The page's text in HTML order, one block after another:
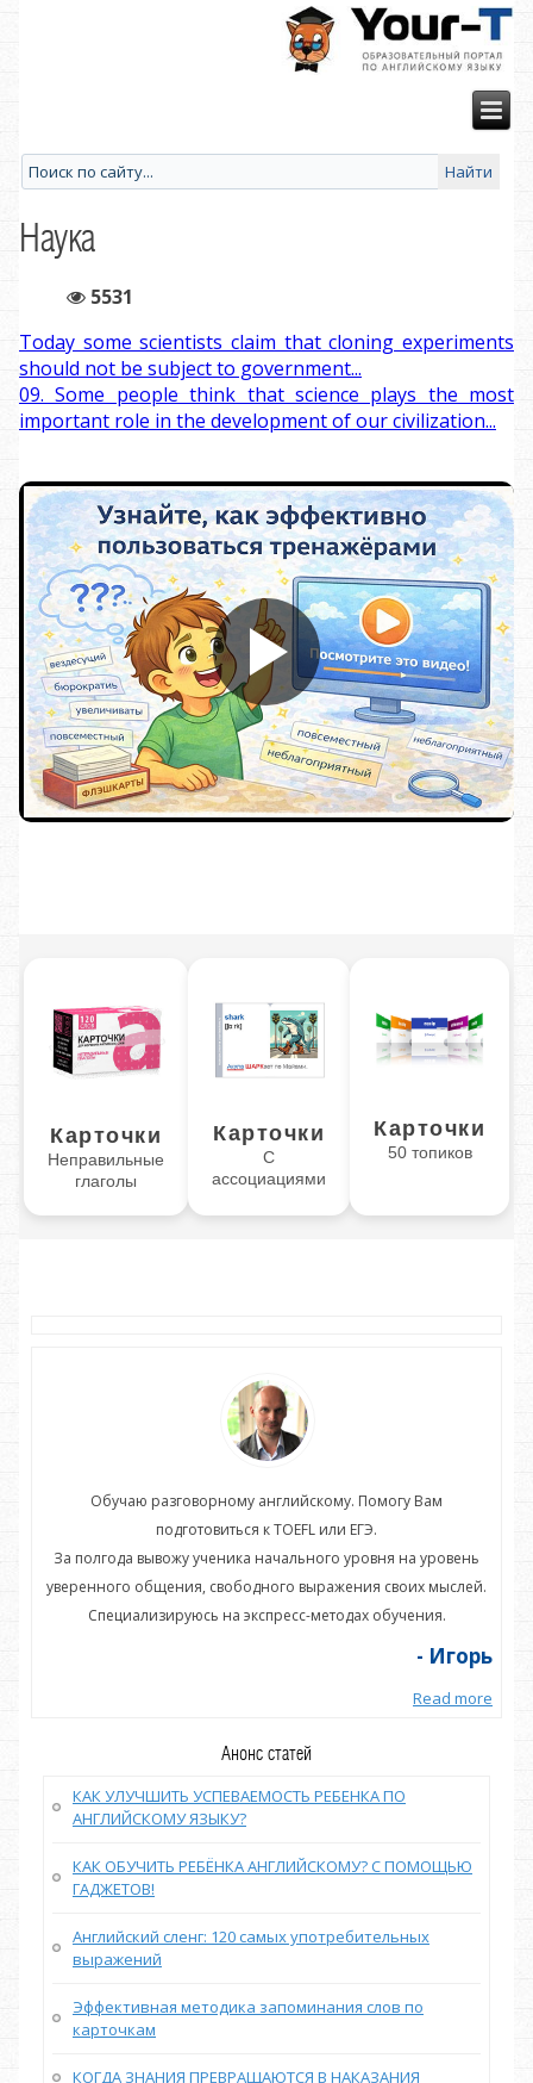
Наука
5531
Today some scientists claim that cloning experiments
should not be subject to government...
09. Some people think that science plays the most
important role in the development of our civilization...
Карточки
Неправильные
глаголы
Карточки
С
ассоциациями
Карточки
50 топиков
Обучаю разговорному английскому. Помогу Вам
подготовиться к TOEFL или ЕГЭ.
За полгода вывожу ученика начального уровня на уровень
уверенного общения, свободного выражения своих мыслей.
Специализируюсь на экспресс-методах обучения.
- Игорь
Read more
Анонс статей
КАК УЛУЧШИТЬ УСПЕВАЕМОСТЬ РЕБЕНКА ПО
АНГЛИЙСКОМУ ЯЗЫКУ?
КАК ОБУЧИТЬ РЕБЁНКА АНГЛИЙСКОМУ? С ПОМОЩЬЮ
ГАДЖЕТОВ!
Английский сленг: 120 самых употребительных
выражений
Эффективная методика запоминания слов по
карточкам
КОГДА ЗНАНИЯ ПРЕВРАЩАЮТСЯ В НАКАЗАНИЯ